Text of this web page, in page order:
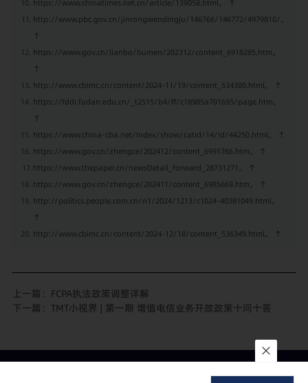
https://www.chinatimes.net.cn/article/139058.html。
↑
http://www.pbc.gov.cn/jinrongwendingju/146766/146772/4979810/
↑
https://www.gov.cn/lianbo/bumen/202312/content_6918285.htm
↑
http://www.cbimc.cn/content/2024-11/19/content_534380.html。
↑
https://fddi.fudan.edu.cn/_t2515/b4/ff/c18985a701695/page.htm
↑
https://www.china-cba.net/Index/show/catid/14/id/44250.html。
↑
https://www.gov.cn/zhengce/202412/content_6991766.htm
↑
https://www.thepaper.cn/newsDetail_forward_28731271
↑
https://www.gov.cn/zhengce/202411/content_6985669.htm
↑
http://politics.people.com.cn/n1/2024/1213/c1024-40381049.html。
↑
http://www.cbimc.cn/content/2024-12/18/content_536349.html。 ↑
上一篇： FCPA执法政策调整详解
下一篇： TMT小视界 | 第一期 增值电信业务开放政策十问十答